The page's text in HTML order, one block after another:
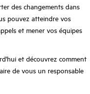
des changements dans
pouvez atteindre vos
et mener vos équipes
et découvrez comment
de vous un responsable